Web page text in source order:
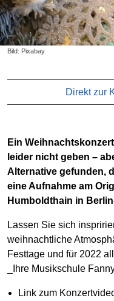
Bild: Pixabay
Direkt zur
Ein
leider nicht geben –
Alternative gefunden,
eine Aufnahme am
Humboldthain in
Lassen Sie sich
weihnachtliche
Festtage und für 2022
_Ihre Musikschule
Link zum